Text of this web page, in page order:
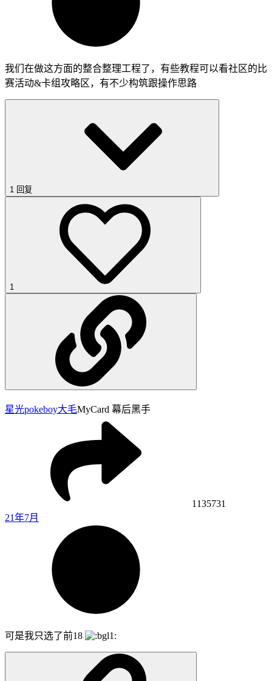
我们在做这方面的整合整理工程了，有些教程可以看社区的比
赛活动&卡组攻略区，有不少构筑跟操作思路
1 回复
1
星光pokeboy大毛MyCard 幕后黑手
1135731
21年7月
可是我只选了前18